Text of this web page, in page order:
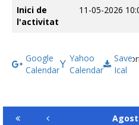
Inici de
l'activitat
11-05-2026
Google
Calendar
Yahoo
Calendar
Save
Ical